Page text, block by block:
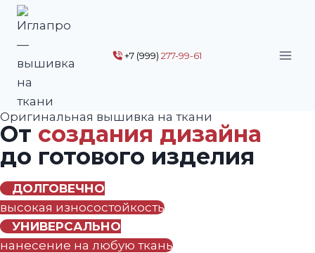
Перейти
содержимому
+7 (999) 277-99-61
Оригинальная вышивка на ткани
От создания дизайна
до готового изделия
ДОЛГОВЕЧНО
высокая износостойкость
УНИВЕРСАЛЬНО
нанесение на любую ткань